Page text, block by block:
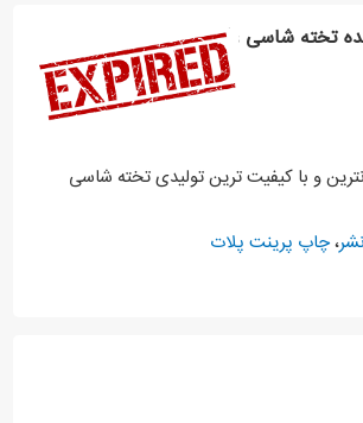
تخته شاسی عکاسی در ایران
و با کیفیت ترین تولیدی تخته شاسی
،چاپ پرینت پلات